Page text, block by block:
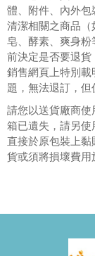
體、附件、內外包
清潔相關之商品（
皂、酵素、爽身
前決定是否要退貨
銷售網頁上特別載
題，無法退訂，但
請您以送貨廠商
箱已遺失，請另使
直接於原包裝上黏
貨或須將損壞費用